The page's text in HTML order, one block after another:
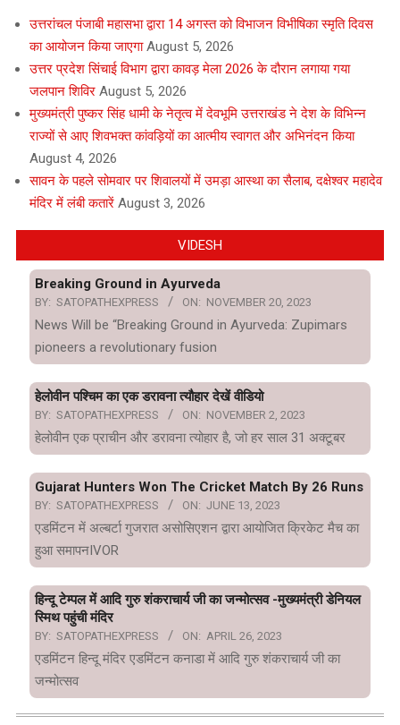
उत्तरांचल पंजाबी महासभा द्वारा 14 अगस्त को विभाजन विभीषिका स्मृति दिवस
का आयोजन किया जाएगा August 5, 2026
उत्तर प्रदेश सिंचाई विभाग द्वारा कावड़ मेला 2026 के दौरान लगाया गया
जलपान शिविर August 5, 2026
मुख्यमंत्री पुष्कर सिंह धामी के नेतृत्व में देवभूमि उत्तराखंड ने देश के विभिन्न
राज्यों से आए शिवभक्त कांवड़ियों का आत्मीय स्वागत और अभिनंदन किया
August 4, 2026
सावन के पहले सोमवार पर शिवालयों में उमड़ा आस्था का सैलाब, दक्षेश्वर महादेव
मंदिर में लंबी कतारें August 3, 2026
VIDESH
Breaking Ground in Ayurveda
BY: SATOPATHEXPRESS ON: NOVEMBER 20, 2023
News Will be “Breaking Ground in Ayurveda: Zupimars
pioneers a revolutionary fusion
हेलोवीन पश्चिम का एक डरावना त्यौहार देखें वीडियो
BY: SATOPATHEXPRESS ON: NOVEMBER 2, 2023
हेलोवीन एक प्राचीन और डरावना त्योहार है, जो हर साल 31 अक्टूबर
Gujarat Hunters Won The Cricket Match By 26 Runs
BY: SATOPATHEXPRESS ON: JUNE 13, 2023
एडमिंटन में अल्बर्टा गुजरात असोसिएशन द्वारा आयोजित क्रिकेट मैच का
हुआ समापनIVOR
हिन्दू टेम्पल में आदि गुरु शंकराचार्य जी का जन्मोत्सव -मुख्यमंत्री डेनियल
स्मिथ पहुंची मंदिर
BY: SATOPATHEXPRESS ON: APRIL 26, 2023
एडमिंटन हिन्दू मंदिर एडमिंटन कनाडा में आदि गुरु शंकराचार्य जी का
जन्मोत्सव